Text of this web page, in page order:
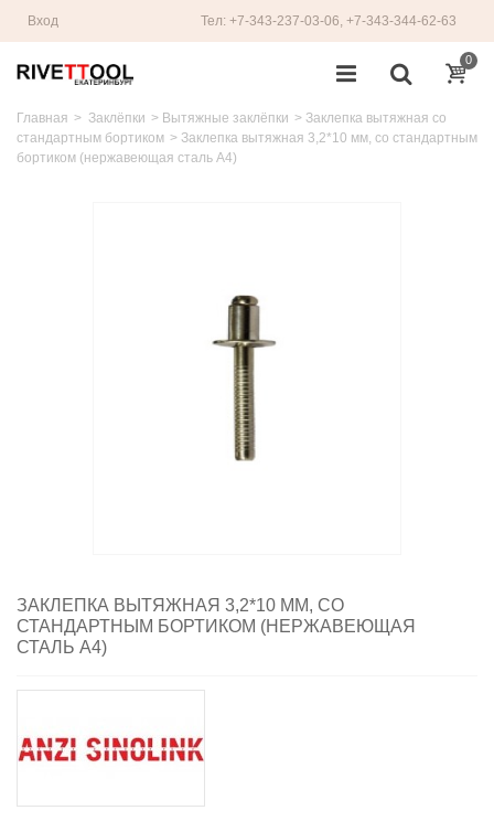
Вход Тел: +7-343-237-03-06, +7-343-344-62-63
0
Главная > Заклёпки > Вытяжные заклёпки > Заклепка вытяжная со
стандартным бортиком > Заклепка вытяжная 3,2*10 мм, со стандартным
бортиком (нержавеющая сталь A4)
ЗАКЛЕПКА ВЫТЯЖНАЯ 3,2*10 ММ, СО
СТАНДАРТНЫМ БОРТИКОМ (НЕРЖАВЕЮЩАЯ
СТАЛЬ A4)